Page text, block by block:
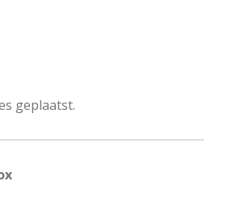
geplaatst.